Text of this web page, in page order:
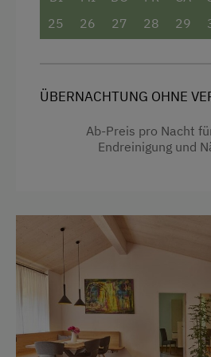
Kühlschrank
Geschirrspüler
Schlafzimmer, wobei eines
Badezimmerverfügt – ideal
Räumen für wohlige Wärme.
großer Balkon auf der
den Tag bei einer Tasse
Blick auf das Bergpanorama
Ausstattung
25
26
27
28
29
ÜBERNACHTUNG OHNE
Ab-Preis pro Nacht
Endreinigung und